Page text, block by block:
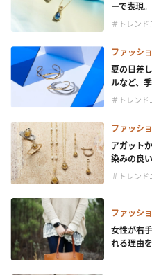
ーで表現
＃トレンド
ファッシ
夏の日差
ルなど、
＃トレンド
ファッシ
アガット
染みの良
＃トレンド
ファッシ
女性が右
れる理由